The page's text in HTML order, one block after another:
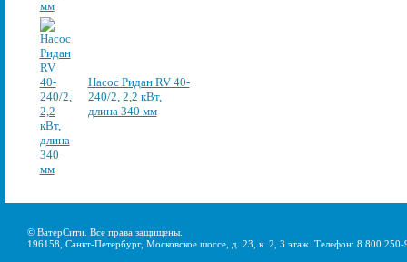
Насос Ридан RV 40-
240/2, 2,2 кВт,
длина 340 мм
© ВатерСити. Все права защищены.
196158, Санкт-Петербург, Московское шоссе, д. 23, к. 2, 3 этаж. Телефон: 8 800